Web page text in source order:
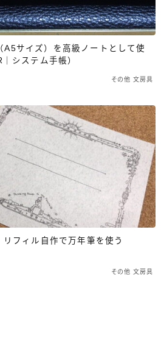
A5サイズ）を高級ノートとして使
システム手帳）
その他 文房具
リフィル自作で万年筆を使う
その他 文房具